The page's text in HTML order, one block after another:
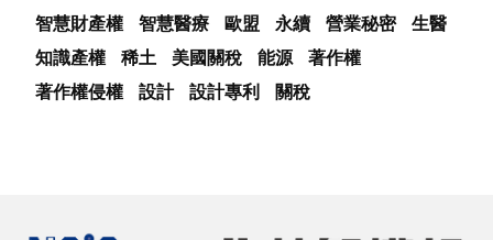
智慧財產權
智慧醫療 歐盟 永續 營業秘密
生醫
知識產權
稀土 美國關稅 能源
著作權
著作權侵權
設計 設計專利 關稅